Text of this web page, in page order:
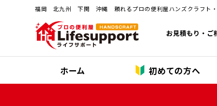
福岡 北九州 下関 沖縄 頼れるプロの便利屋ハンズクラフト・
お見積もり・ご
ホーム 初めての方へ